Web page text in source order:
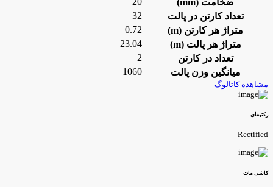
تعداد کارتن در پالت
32
متراژ هر کارتن (m)
0.72
متراژ هر پالت (m)
23.04
تعداد در کارتن
میانگین وزن پالت
1060
کاتالوگ
مات